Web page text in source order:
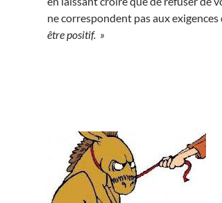
ne correspondent pas aux
être positif. »